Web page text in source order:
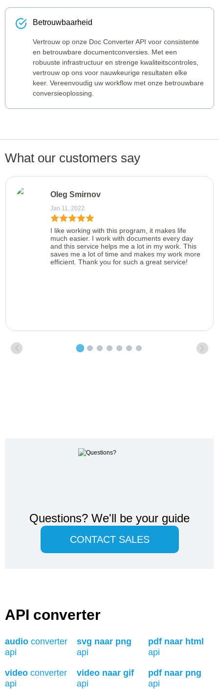
Betrouwbaarheid
Vertrouw op onze Doc Converter API voor consistente
en betrouwbare documentconversies. Met een
robuuste infrastructuur en strenge kwaliteitscontroles,
vertrouw op ons voor nauwkeurige resultaten elke
keer. Vereenvoudig uw workflow met onze betrouwbare
conversieoplossing.
What our customers say
Oleg Smirnov
Jan 11, 2022
I like working with this program, it makes life
much easier. I work with documents every day
and this service helps me a lot in my work. This
saves me a lot of time and makes my work more
efficient. Thank you for such a great service!
Questions? We'll be your guide
CONTACT SALES
API converter
audio converter
api
video converter
api
svg naar png
api
video naar gif
api
pdf naar html
api
pdf naar png
api